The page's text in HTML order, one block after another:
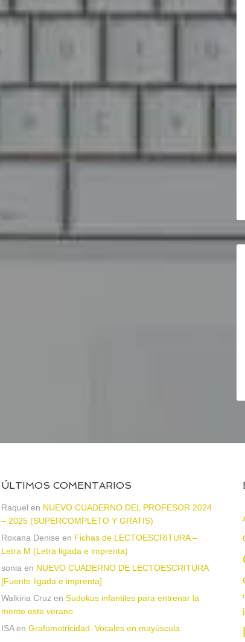
ÚLTIMOS COMENTARIOS
Raquel en NUEVO CUADERNO DEL PROFESOR 2024
– 2025 (SUPERCOMPLETO Y GRATIS)
Roxana Denise en Fichas de LECTOESCRITURA –
Letra M (Letra ligada e imprenta)
sonia en NUEVO CUADERNO DE LECTOESCRITURA
[Fuente ligada e imprenta]
Walkiria Cruz en Sudokus infantiles para entrenar la
mente este verano
ISAen Grafomotricidad. Vocales en mayúscula